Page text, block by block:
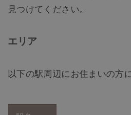
見つけてください。
エリア
以下の駅周辺にお住まいの方